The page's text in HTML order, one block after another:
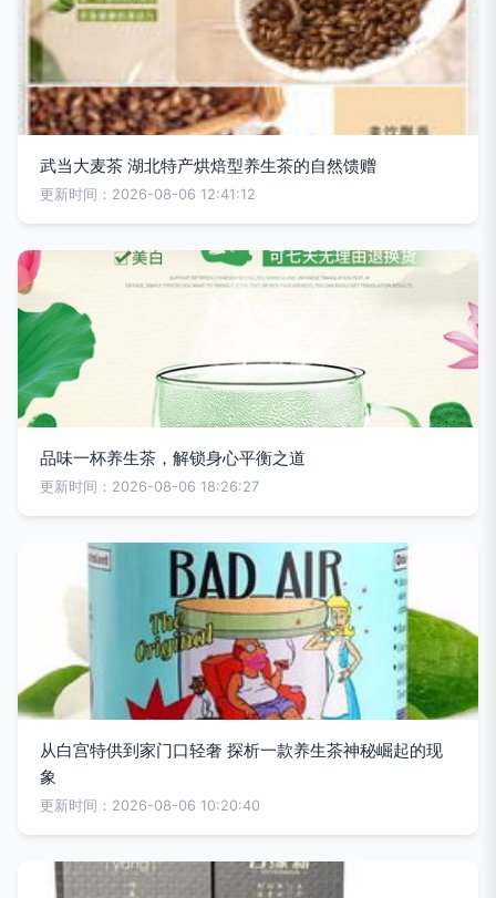
武当大麦茶 湖北特产烘焙型养生茶的自然馈赠
更新时间：2026-08-06 12:41:12
品味一杯养生茶，解锁身心平衡之道
更新时间：2026-08-06 18:26:27
从白宫特供到家门口轻奢 探析一款养生茶神秘崛起的现
象
更新时间：2026-08-06 10:20:40